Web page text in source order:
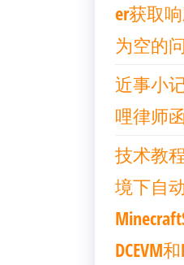
er获取
为空的
近事小
哩律师
技术教
境下自
DCEVM